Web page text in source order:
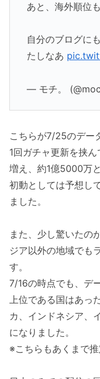
あと、海外順位
自分のブログに
たしなあ
— モチ。
こちらが7/25のデー
1回ガチャ更新を挟
増え、約1億5000万
初動としては予想し
ました。
また、少し驚いたの
ジア以外の地域でも
す。
7/16の時点でも、デ
上位である国はあっ
カ、インドネシア、
になりました。
※こちらもあくまで